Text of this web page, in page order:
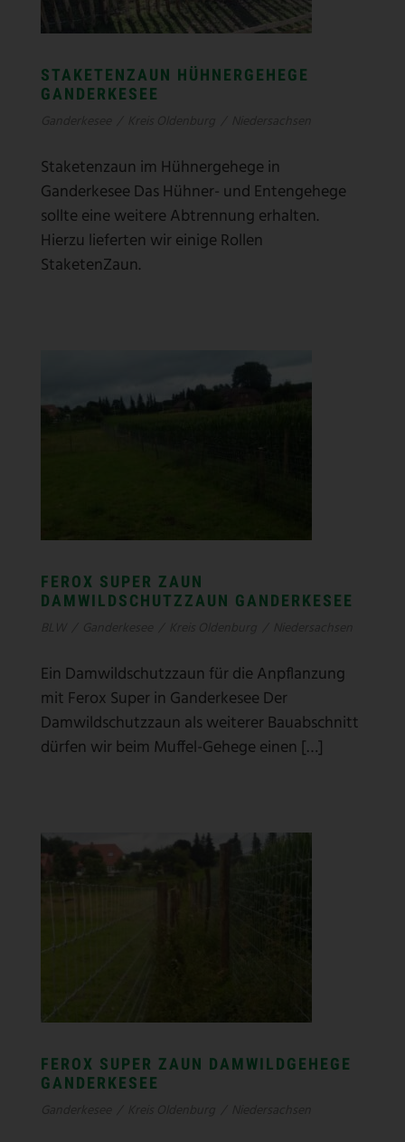
STAKETENZAUN HÜHNERGEHEGE
GANDERKESEE
Staketenzaun im Hühnergehege in
Ganderkesee Das Hühner- und Entengehege
sollte eine weitere Abtrennung erhalten.
Hierzu lieferten wir einige Rollen
StaketenZaun.
FEROX SUPER ZAUN
DAMWILDSCHUTZZAUN GANDERKESEE
Ein Damwildschutzzaun für die Anpflanzung
mit Ferox Super in Ganderkesee Der
Damwildschutzzaun als weiterer Bauabschnitt
dürfen wir beim Muffel-Gehege einen […]
FEROX SUPER ZAUN DAMWILDGEHEGE
GANDERKESEE